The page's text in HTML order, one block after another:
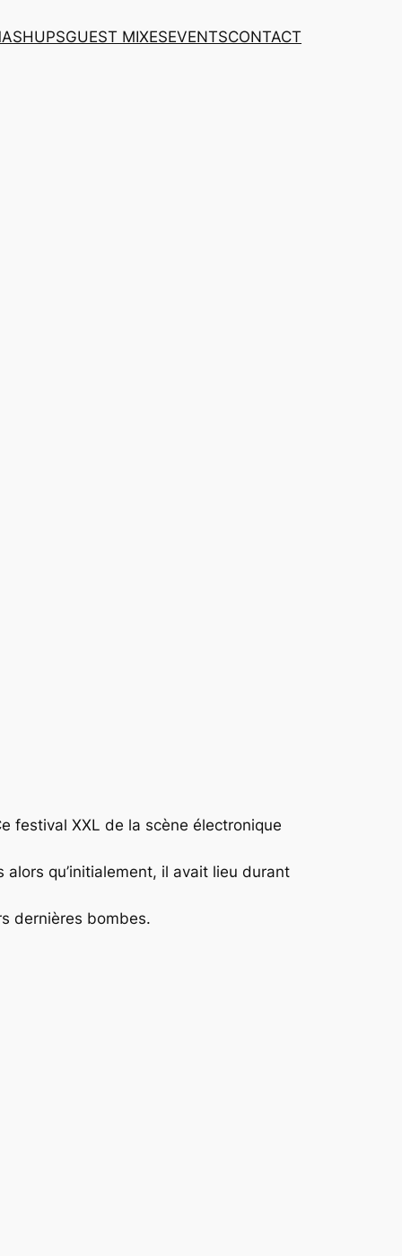
GUEST MIXESEVENTSCONTACT
festival XXL de la scène électronique
qu’initialement, il avait lieu durant
dernières bombes.